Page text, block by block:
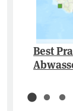
Best